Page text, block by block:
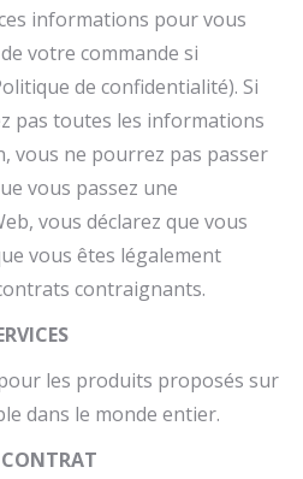
informations pour vous
votre commande si
de confidentialité). Si
pas toutes les informations
vous ne pourrez pas passer
vous passez une
vous déclarez que vous
vous êtes légalement
contraignants.
les produits proposés sur
dans le monde entier.